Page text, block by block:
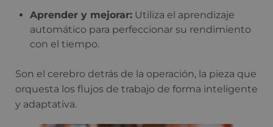
Aprender y mejorar: Utiliza el aprendizaje
automático para perfeccionar su rendimiento
con el tiempo.
Son el cerebro detrás de la operación, la pieza que
orquesta los flujos de trabajo de forma inteligente
y adaptativa.